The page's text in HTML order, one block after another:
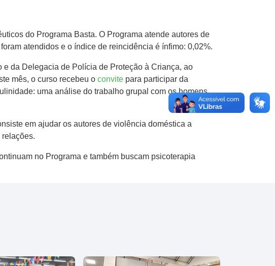
do Programa Basta. O Programa atende autores de
atendidos e o índice de reincidência é ínfimo: 0,02%.
da Delegacia de Polícia de Proteção à Criança, ao
mês, o curso recebeu o convite para participar da
uma análise do trabalho grupal com os homens
em ajudar os autores de violência doméstica a
no Programa e também buscam psicoterapia